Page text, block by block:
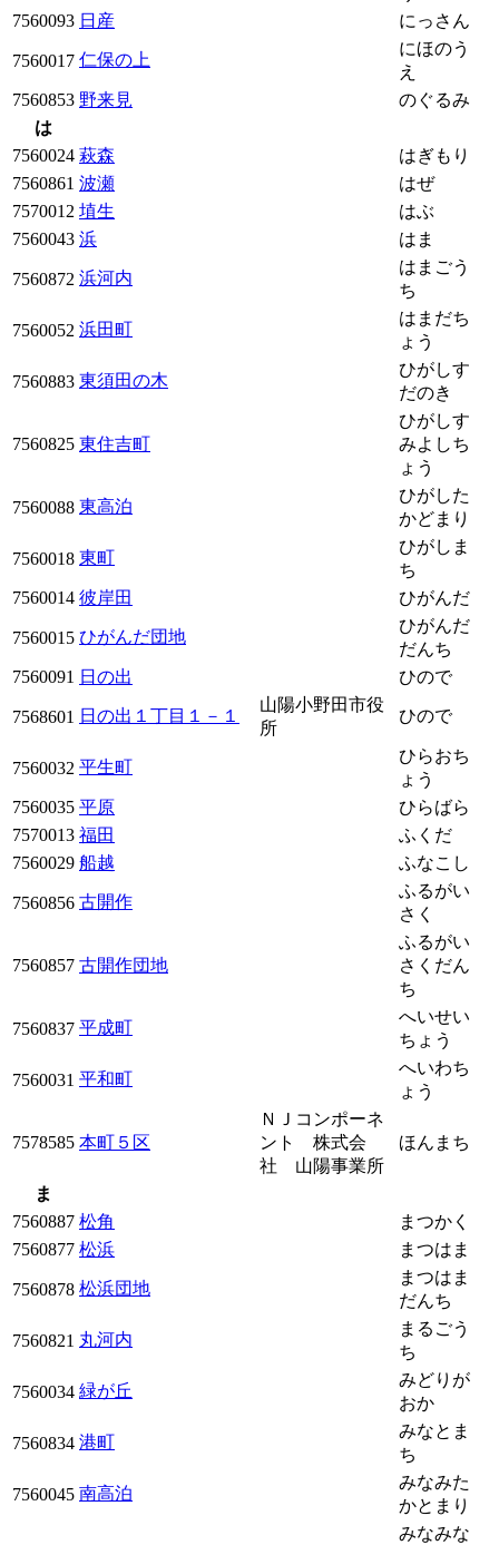
7560093 日産 にっさん
7560017 仁保の上
にほのう
え
7560853 野来見
のぐるみ
は
7560024 萩森
はぎもり
7560861 波瀬
はぜ
7570012 埴生
はぶ
7560043 浜 はま
7560872 浜河内
はまごう
ち
7560052 浜田町
はまだち
ょう
7560883 東須田の木
ひがしす
だのき
7560825 東住吉町
ひがしす
みよしち
ょう
7560088 東高泊
ひがした
かどまり
7560018 東町
ひがしま
ち
7560014 彼岸田 ひがんだ
7560015 ひがんだ団地
ひがんだ
だんち
7560091 日の出 ひので
7568601 日の出１丁目１－１
山陽小野田市役
所
ひので
7560032 平生町
ひらおち
ょう
7560035 平原
ひらばら
7570013 福田
ふくだ
7560029 船越 ふなこし
7560856 古開作
ふるがい
さく
7560857 古開作団地
ふるがい
さくだん
ち
7560837 平成町
へいせい
ちょう
7560031 平和町
へいわち
ょう
7578585 本町５区
ＮＪコンポーネ
ント 株式会
社 山陽事業所
ほんまち
ま
7560887 松角
まつかく
7560877 松浜 まつはま
7560878 松浜団地
まつはま
だんち
7560821 丸河内
まるごう
ち
7560034 緑が丘
みどりが
おか
7560834 港町
みなとま
ち
7560045 南高泊
みなみた
かとまり
みなみな